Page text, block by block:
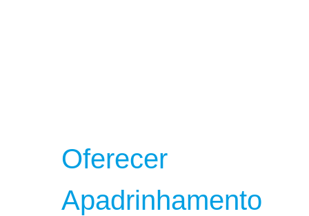
Oferecer
Apadrinhamento